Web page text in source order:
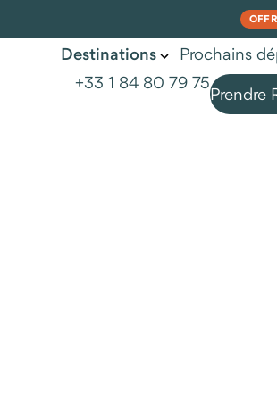
Destinations Prochains
+33 1 84 80 79 75Prendre